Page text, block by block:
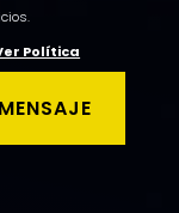
Política